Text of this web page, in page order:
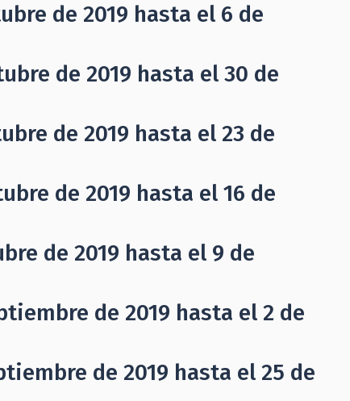
de 2019 hasta el 6 de
de 2019 hasta el 30 de
de 2019 hasta el 23 de
de 2019 hasta el 16 de
de 2019 hasta el 9 de
de 2019 hasta el 2 de
de 2019 hasta el 25 de